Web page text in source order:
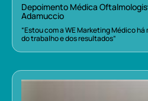
Depoimento Médica
Adamuccio
“Estou com a WE Marketing Médico
do trabalho e dos resultados”